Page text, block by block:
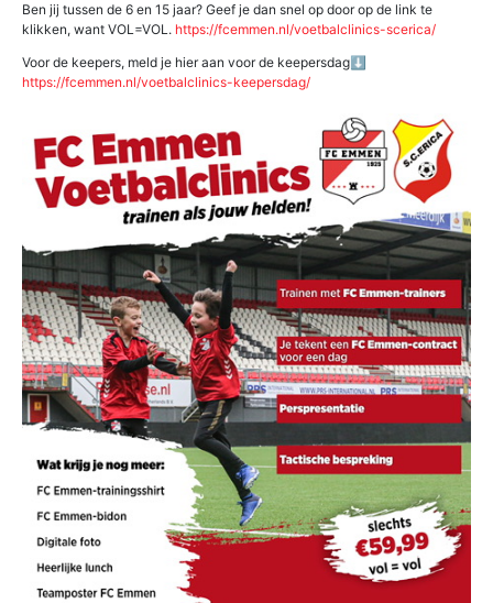
Ben jij tussen de 6 en 15 jaar? Geef je dan snel op door op de link te
klikken, want VOL=VOL. https://fcemmen.nl/voetbalclinics-scerica/
Voor de keepers, meld je hier aan voor de keepersdag⬇
https://fcemmen.nl/voetbalclinics-keepersdag/